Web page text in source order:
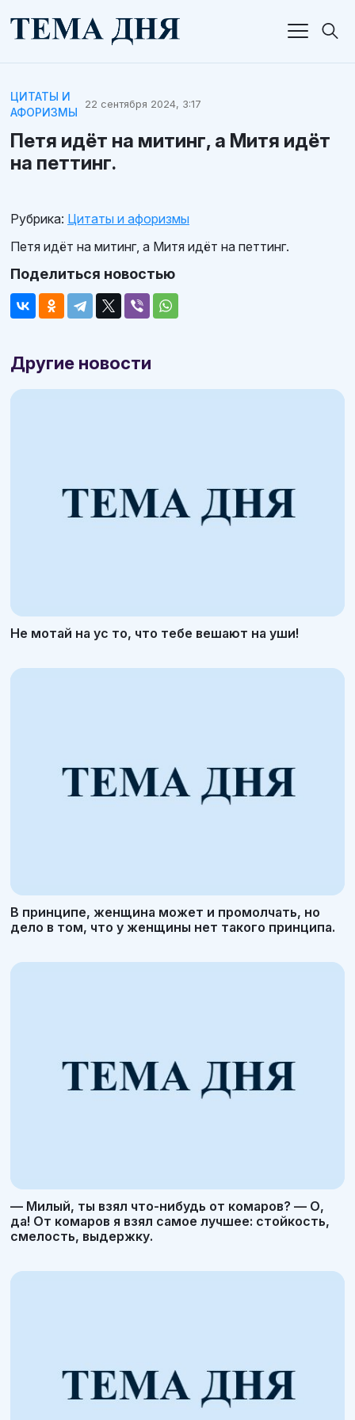
ЦИТАТЫ И
АФОРИЗМЫ
22 сентября 2024, 3:17
Петя идёт на митинг, а Митя идёт
на петтинг.
Рубрика: Цитаты и афоризмы
Петя идёт на митинг, а Митя идёт на петтинг.
Поделиться новостью
Другие новости
Не мотай на ус то, что тебе вешают на уши!
В принципе, женщина может и промолчать, но
дело в том, что у женщины нет такого принципа.
— Милый, ты взял что-нибудь от комаров? — О,
да! От комаров я взял самое лучшее: стойкость,
смелость, выдержку.